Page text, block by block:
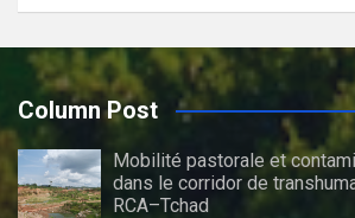
Column Post
Mobilité pastorale et
dans le corridor de
RCA–Tchad